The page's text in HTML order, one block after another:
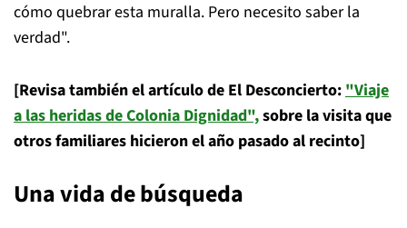
cómo quebrar esta muralla. Pero necesito saber la
verdad".
[Revisa también el artículo de El Desconcierto:"Viaje
a las heridas de Colonia Dignidad",sobre la visita que
otros familiares hicieron el año pasado al recinto]
Una vida de búsqueda